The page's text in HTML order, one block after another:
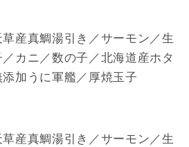
産真鯛湯引き／サーモン／生
カニ／数の子／北海道産ホタ
加うに軍艦／厚焼玉子
産真鯛湯引き／サーモン／生